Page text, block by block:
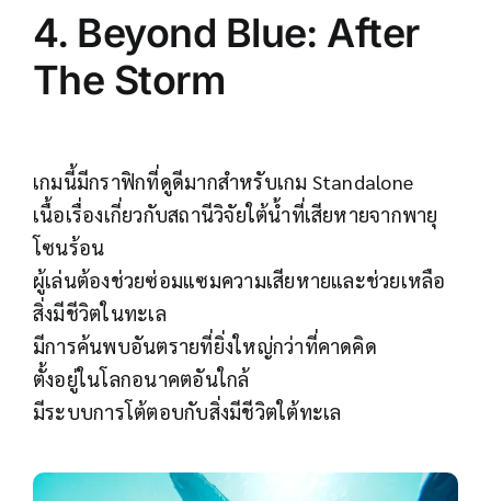
4. Beyond Blue: After
The Storm
เกมนี้มีกราฟิกที่ดูดีมากสำหรับเกม Standalone
เนื้อเรื่องเกี่ยวกับสถานีวิจัยใต้น้ำที่เสียหายจากพายุ
โซนร้อน
ผู้เล่นต้องช่วยซ่อมแซมความเสียหายและช่วยเหลือ
สิ่งมีชีวิตในทะเล
มีการค้นพบอันตรายที่ยิ่งใหญ่กว่าที่คาดคิด
ตั้งอยู่ในโลกอนาคตอันใกล้
มีระบบการโต้ตอบกับสิ่งมีชีวิตใต้ทะเล